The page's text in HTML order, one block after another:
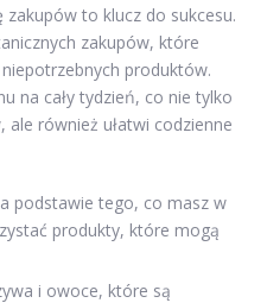
to klucz do sukcesu.
zakupów, które
produktów.
na cały tydzień, co nie tylko
również ułatwi codzienne
podstawie tego, co masz w
produkty, które mogą
i owoce, które są